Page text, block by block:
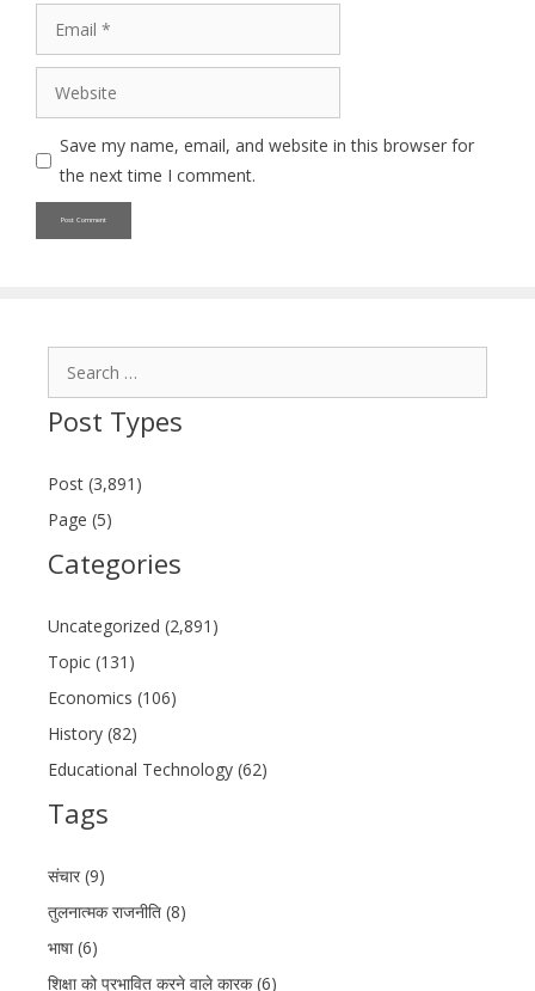
Website
Save my name, email, and website in this browser for
the next time I comment.
Post Types
Post (3,891)
Page (5)
Categories
Uncategorized (2,891)
Topic (131)
Economics (106)
History (82)
Educational Technology (62)
Tags
संचार (9)
तुलनात्मक राजनीति (8)
भाषा (6)
शिक्षा को प्रभावित करने वाले कारक (6)